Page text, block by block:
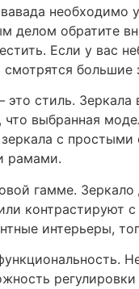
необходимо
делом обратите
Если у вас
большие
стиль. Зеркала
что выбранная
с
рамами.
гамме.
контрастируют
интерьеры,